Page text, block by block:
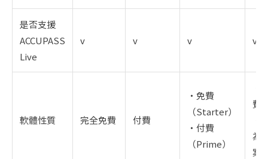
是否支援
ACCUPASS
Live
v v v v
軟體性質 完全免費 付費
・免費
（Starter）
・付費
（Prime）
費
為
案